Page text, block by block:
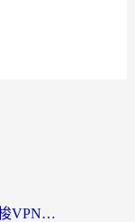
海外党必看：ChickCN和极速穿梭VPN好用吗？3招教你选对回国加速器无缝刷国内资源